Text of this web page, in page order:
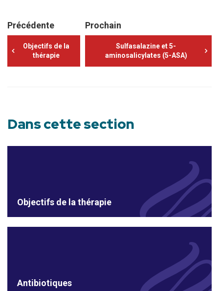
Précédente
Objectifs de la
thérapie
Prochain
Sulfasalazine et 5-
aminosalicylates (5-ASA)
Dans cette section
Objectifs de la thérapie
Antibiotiques